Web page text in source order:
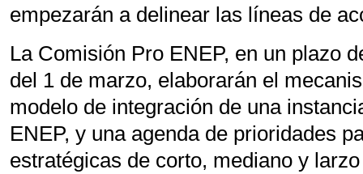
empezarán a delinear las líneas de
La Comisión Pro ENEP, en un plazo
del 1 de marzo, elaborarán el
modelo de integración de una
ENEP, y una agenda de prioridades
estratégicas de corto, mediano y